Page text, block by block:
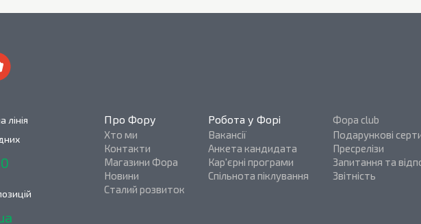
лінія
Про Фору
Хто ми
Контакти
Магазини Фора
Новини
Сталий розвиток
Робота у Форі
Вакансії
Анкета кандидата
Кар'єрні програми
Спільнота піклування
Фора club
Подарункові
Пресрелізи
Запитання та
Звітність